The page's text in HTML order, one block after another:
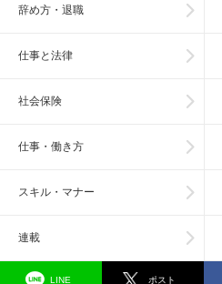
辞め方・退職
仕事と法律
社会保険
仕事・働き方
スキル・マナー
連載
LINE ポスト